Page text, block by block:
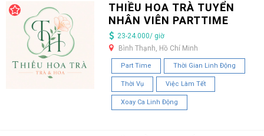
THIỀU HOA TRÀ TUYỂN
NHÂN VIÊN PARTTIME
23-24.000/ giờ
Bình Thạnh, Hồ Chí Minh
Part Time Thời Gian Linh Động
Thời Vụ Việc Làm Tết
Xoay Ca Linh Động